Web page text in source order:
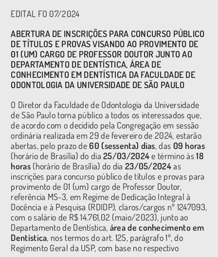
EDITAL FO 07/2024
ABERTURA DE INSCRIÇÕES PARA CONCURSO PÚBLICO
DE TÍTULOS E PROVAS VISANDO AO PROVIMENTO DE
01 (UM) CARGO DE PROFESSOR DOUTOR JUNTO AO
DEPARTAMENTO DE DENTÍSTICA, ÁREA DE
CONHECIMENTO EM DENTÍSTICA DA FACULDADE DE
ODONTOLOGIA DA UNIVERSIDADE DE SÃO PAULO
O Diretor da Faculdade de Odontologia da Universidade
de São Paulo torna público a todos os interessados que,
de acordo com o decidido pela Congregação em sessão
ordinária realizada em 29 de fevereiro de 2024, estarão
abertas, pelo prazo de 60 (sessenta) dias, das 09 horas
(horário de Brasília) do dia25/03/2024e término às18
horas(horário de Brasília) do dia 23/05/2024as
inscrições para concurso público de títulos e provas para
provimento de 01 (um) cargo de Professor Doutor,
referência MS-3, em Regime de Dedicação Integral à
Docência e à Pesquisa (RDIDP), claros/cargos nº 1247093,
com o salário de R$ 14.761,02 (maio/2023), junto ao
Departamento de Dentística, área de conhecimento em
Dentística, nos termos do art. 125, parágrafo 1º, do
Regimento Geral da USP, com base no respectivo